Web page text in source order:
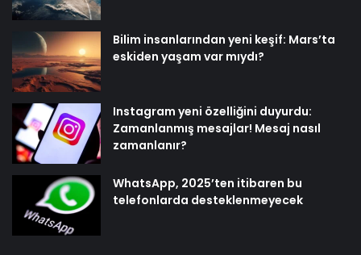
Bilim insanlarından yeni keşif: Mars’ta
eskiden yaşam var mıydı?
Instagram yeni özelliğini duyurdu:
Zamanlanmış mesajlar! Mesaj nasıl
zamanlanır?
WhatsApp, 2025’ten itibaren bu
telefonlarda desteklenmeyecek